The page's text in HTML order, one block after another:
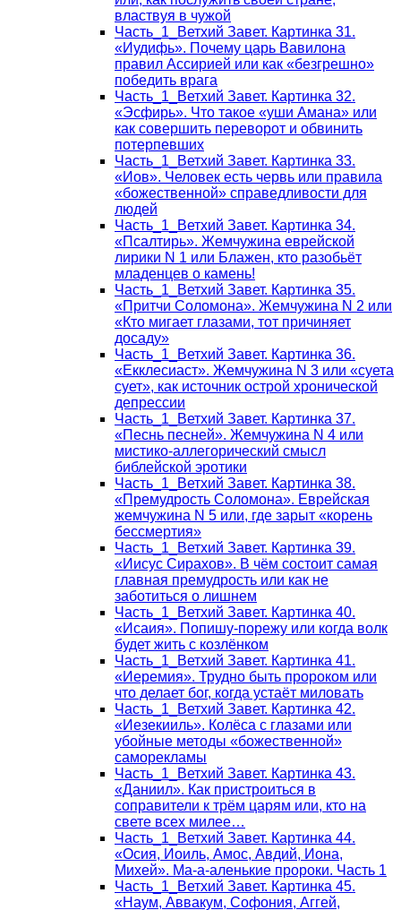
властвуя в чужой
Часть_1_Ветхий Завет. Картинка 31.
«Иудифь». Почему царь Вавилона
правил Ассирией или как «безгрешно»
победить врага
Часть_1_Ветхий Завет. Картинка 32.
«Эсфирь». Что такое «уши Амана» или
как совершить переворот и обвинить
потерпевших
Часть_1_Ветхий Завет. Картинка 33.
«Иов». Человек есть червь или правила
«божественной» справедливости для
людей
Часть_1_Ветхий Завет. Картинка 34.
«Псалтирь». Жемчужина еврейской
лирики N 1 или Блажен, кто разобьёт
младенцев о камень!
Часть_1_Ветхий Завет. Картинка 35.
«Притчи Соломона». Жемчужина N 2 или
«Кто мигает глазами, тот причиняет
досаду»
Часть_1_Ветхий Завет. Картинка 36.
«Екклесиаст». Жемчужина N 3 или «суета
сует», как источник острой хронической
депрессии
Часть_1_Ветхий Завет. Картинка 37.
«Песнь песней». Жемчужина N 4 или
мистико-аллегорический смысл
библейской эротики
Часть_1_Ветхий Завет. Картинка 38.
«Премудрость Соломона». Еврейская
жемчужина N 5 или, где зарыт «корень
бессмертия»
Часть_1_Ветхий Завет. Картинка 39.
«Иисус Сирахов». В чём состоит самая
главная премудрость или как не
заботиться о лишнем
Часть_1_Ветхий Завет. Картинка 40.
«Исаия». Попишу-порежу или когда волк
будет жить с козлёнком
Часть_1_Ветхий Завет. Картинка 41.
«Иеремия». Трудно быть пророком или
что делает бог, когда устаёт миловать
Часть_1_Ветхий Завет. Картинка 42.
«Иезекииль». Колёса с глазами или
убойные методы «божественной»
саморекламы
Часть_1_Ветхий Завет. Картинка 43.
«Даниил». Как пристроиться в
соправители к трём царям или, кто на
свете всех милее…
Часть_1_Ветхий Завет. Картинка 44.
«Осия, Иоиль, Амос, Авдий, Иона,
Михей». Ма-а-аленькие пророки. Часть 1
Часть_1_Ветхий Завет. Картинка 45.
«Наум, Аввакум, Софония, Аггей,